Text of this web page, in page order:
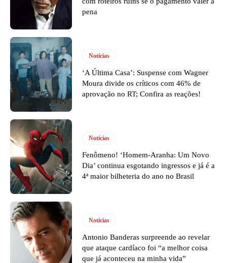
pena
Notícias
‘A Última Casa’: Suspense com Wagner
Moura divide os críticos com 46% de
aprovação no RT; Confira as reações!
Notícias
Fenômeno! ‘Homem-Aranha: Um Novo
Dia’ continua esgotando ingressos e já é a
4ª maior bilheteria do ano no Brasil
Notícias
Antonio Banderas surpreende ao revelar
que ataque cardíaco foi “a melhor coisa
que já aconteceu na minha vida”